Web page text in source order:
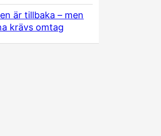
är tillbaka – men
krävs omtag